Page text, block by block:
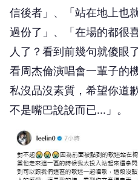
信後者」、「站在地上也
過份了」、「在場的都很
人了？看到前幾句就傻眼
看周杰倫演唱會一輩子的
私沒品沒素質，希望你道
不是嘴巴說說而已...」。